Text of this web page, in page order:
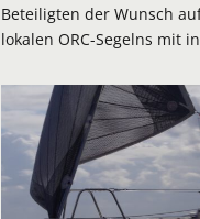
Beteiligten der Wunsch
lokalen ORC-Segelns mit